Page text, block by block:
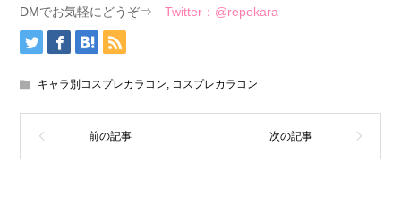
DMでお気軽にどうぞ⇒Twitter：@repokara
キャラ別コスプレカラコン コスプレカラコン